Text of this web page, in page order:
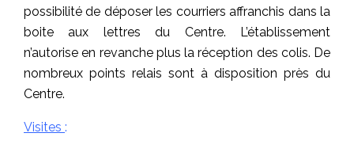
possibilité de déposer les courriers affranchis dans la
boite aux lettres du Centre. L’établissement
n’autorise en revanche plus la réception des colis. De
nombreux points relais sont à disposition près du
Centre.
Visites :